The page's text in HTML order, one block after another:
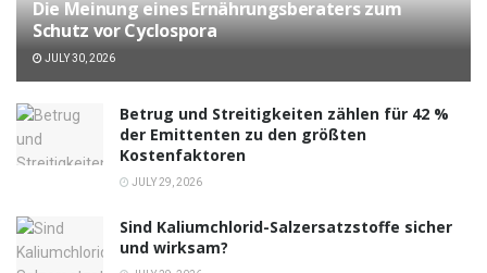
Die Meinung eines Ernährungsberaters zum
Schutz vor Cyclospora
JULY 30, 2026
Betrug und Streitigkeiten zählen für 42 %
der Emittenten zu den größten
Kostenfaktoren
JULY 29, 2026
Sind Kaliumchlorid-Salzersatzstoffe sicher
und wirksam?